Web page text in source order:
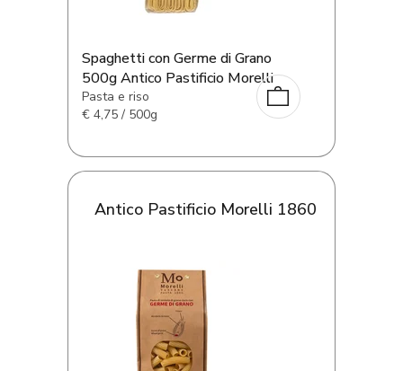
Spaghetti con Germe di Grano
500g Antico Pastificio Morelli
Pasta e riso
€ 4,75 / 500g
Antico Pastificio Morelli 1860